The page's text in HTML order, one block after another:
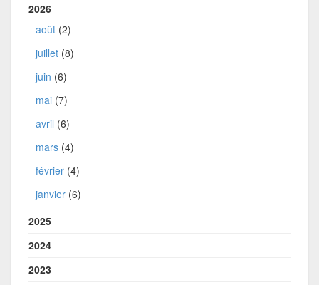
2026
août (2)
juillet (8)
juin (6)
mai (7)
avril (6)
mars (4)
février (4)
janvier (6)
2025
2024
2023